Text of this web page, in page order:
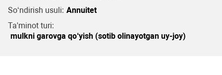
So‘ndirish usuli: Annuitet
Ta'minot turi:
mulkni garovga qo‘yish (sotib olinayotgan uy-joy)